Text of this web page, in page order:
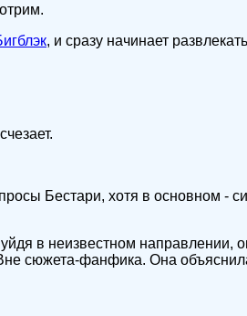
, и сразу начинает
Бестари, хотя в основном -
в неизвестном
сюжета-фанфика. Она